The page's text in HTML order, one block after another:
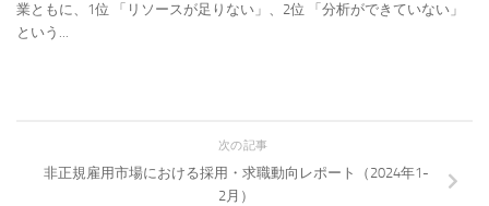
業ともに、1位 「リソースが足りない」、2位 「分析ができていない」
という...
次の記事
非正規雇用市場における採用・求職動向レポート（2024年1-
2月）